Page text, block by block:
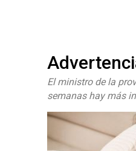
El ministro de la
semanas hay más